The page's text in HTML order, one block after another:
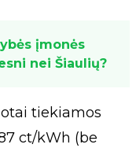
įmonės
nei Šiaulių?
tiekiamos
ct/kWh (be